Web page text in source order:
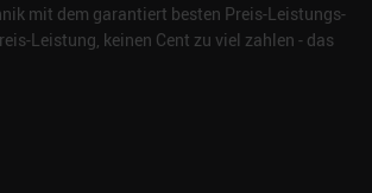
mit dem garantiert besten Preis-Leistungs-
Leistung, keinen Cent zu viel zahlen - das